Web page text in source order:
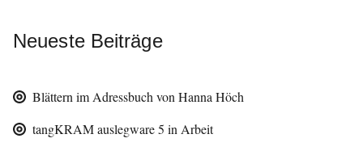
Neueste Beiträge
Blättern im Adressbuch von Hanna Höch
tangKRAM auslegware 5 in Arbeit